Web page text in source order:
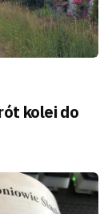
kolei do